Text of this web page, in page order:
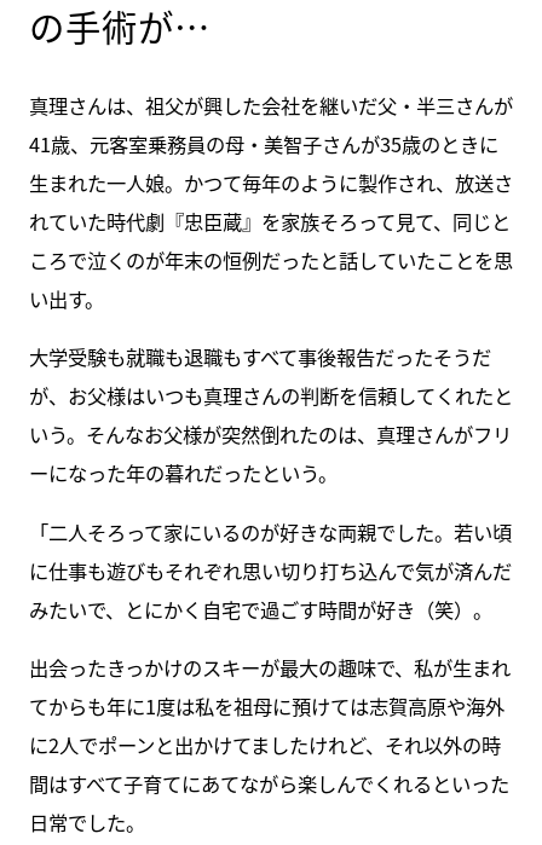
の手術が…
真理さんは、祖父が興した会社を継いだ父・半三さんが
41歳、元客室乗務員の母・美智子さんが35歳のときに
生まれた一人娘。かつて毎年のように製作され、放送さ
れていた時代劇『忠臣蔵』を家族そろって見て、同じと
ころで泣くのが年末の恒例だったと話していたことを思
い出す。
大学受験も就職も退職もすべて事後報告だったそうだ
が、お父様はいつも真理さんの判断を信頼してくれたと
いう。そんなお父様が突然倒れたのは、真理さんがフリ
ーになった年の暮れだったという。
「二人そろって家にいるのが好きな両親でした。若い頃
に仕事も遊びもそれぞれ思い切り打ち込んで気が済んだ
みたいで、とにかく自宅で過ごす時間が好き（笑）。
出会ったきっかけのスキーが最大の趣味で、私が生まれ
てからも年に1度は私を祖母に預けては志賀高原や海外
に2人でポーンと出かけてましたけれど、それ以外の時
間はすべて子育てにあてながら楽しんでくれるといった
日常でした。